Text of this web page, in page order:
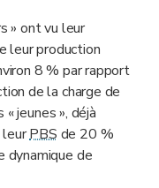
» ont vu leur
leur production
8 % par rapport
de la charge de
jeunes », déjà
leurPBS de 20 %
dynamique de